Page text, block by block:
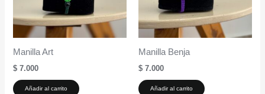
Manilla Art
$ 7.000
Añadir al carrito
Manilla Benja
$ 7.000
Añadir al carrito